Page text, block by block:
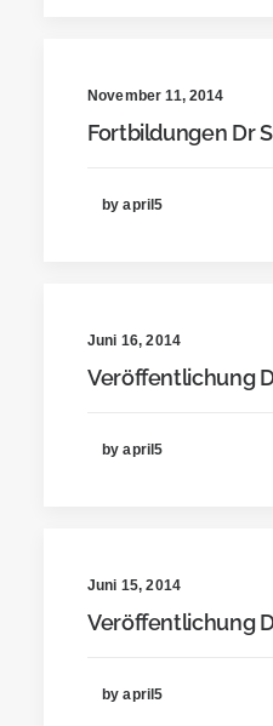
November 11, 2014
Fortbildungen Dr
by april5
Juni 16, 2014
Veröffentlichung
by april5
Juni 15, 2014
Veröffentlichung
by april5